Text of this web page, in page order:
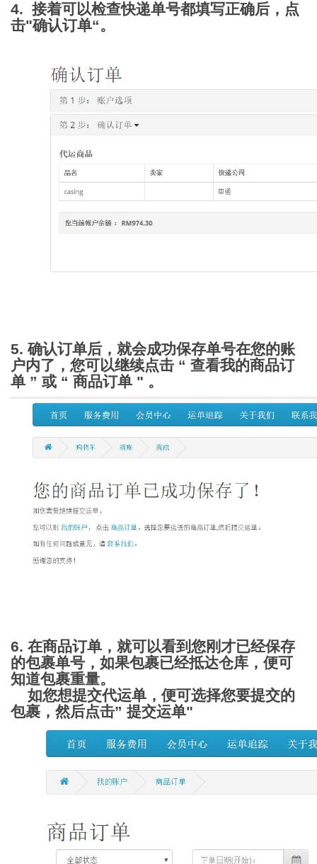
4. 接着可以检查快递单号都填写正确后，点
击"确认订单“。
5. 确认订单后，就会成功保存单号在您的账
户内了，您可以继续点击 “ 查看我的商品订
单 ” 或 “ 商品订单 " 。
6. 在商品订单，就可以看到您刚才已经保存
的包裹单号，如果包裹已经抵达仓库，便可
知道包裹重量。
如您想提交代运单，便可选择您要提交的
包裹，然后点击” 提交运单"